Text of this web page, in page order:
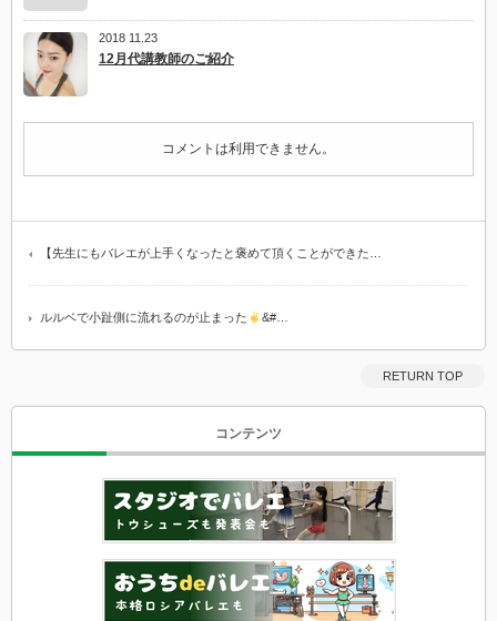
2018 11.23
12月代講教師のご紹介
コメントは利用できません。
【先生にもバレエが上手くなったと褒めて頂くことができた…
ルルベで小趾側に流れるのが止まった &#…
RETURN TOP
コンテンツ